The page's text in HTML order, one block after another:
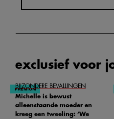
exclusief voor
BIJZONDERE BEVALLINGEN
Michelle is bewust
alleenstaande moeder en
kreeg een tweeling: ‘We